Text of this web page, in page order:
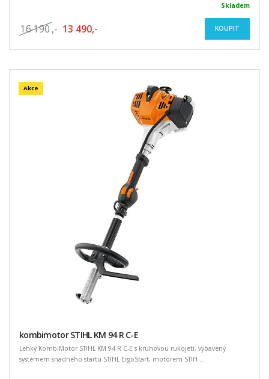
Skladem
16 190 ,- 13 490,- KOUPIT
Akce
kombimotor STIHL KM 94 R C-E
Lehký KombiMotor STIHL KM 94 R C-E s kruhovou rukojetí, vybavený
systémem snadného startu STIHL ErgoStart, motorem STIH ...